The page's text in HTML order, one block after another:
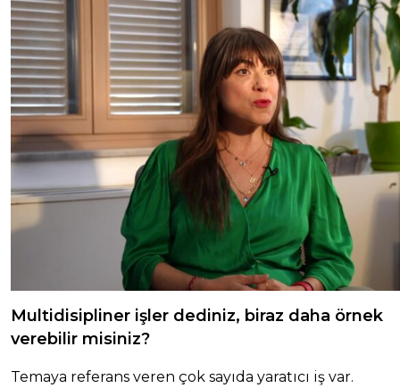
Multidisipliner işler dediniz, biraz daha örnek
verebilir misiniz?
Temaya referans veren çok sayıda yaratıcı iş var.